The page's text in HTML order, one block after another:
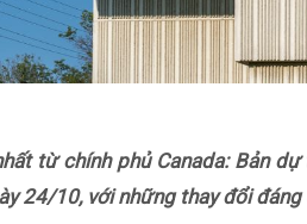
từ chính phủ Canada: Bản
24/10, với những thay đổi